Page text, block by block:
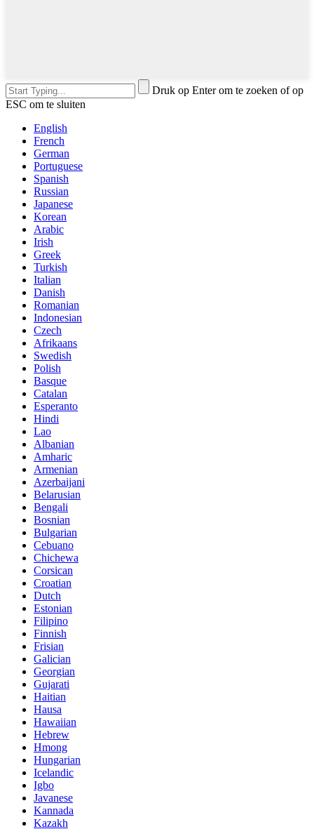
Druk op Enter om te zoeken of op
ESC om te sluiten
English
French
German
Portuguese
Spanish
Russian
Japanese
Korean
Arabic
Irish
Greek
Turkish
Italian
Danish
Romanian
Indonesian
Czech
Afrikaans
Swedish
Polish
Basque
Catalan
Esperanto
Hindi
Lao
Albanian
Amharic
Armenian
Azerbaijani
Belarusian
Bengali
Bosnian
Bulgarian
Cebuano
Chichewa
Corsican
Croatian
Dutch
Estonian
Filipino
Finnish
Frisian
Galician
Georgian
Gujarati
Haitian
Hausa
Hawaiian
Hebrew
Hmong
Hungarian
Icelandic
Igbo
Javanese
Kannada
Kazakh